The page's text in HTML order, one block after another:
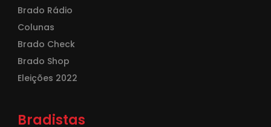
Brado Rádio
Colunas
Brado Check
Brado Shop
Eleições 2022
Bradistas